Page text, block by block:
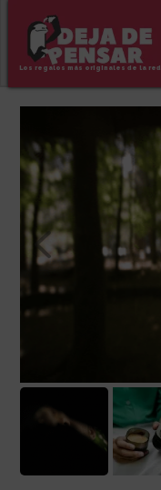
Los regalos más originales de la red